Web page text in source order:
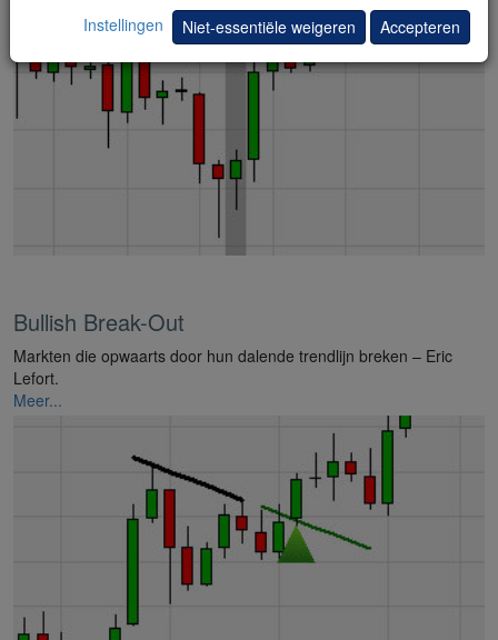
Bullish Break-Out
Markten die opwaarts door hun dalende trendlijn breken – Eric
Lefort.
Meer...
Instellingen
Niet-essentiële weigeren Accepteren